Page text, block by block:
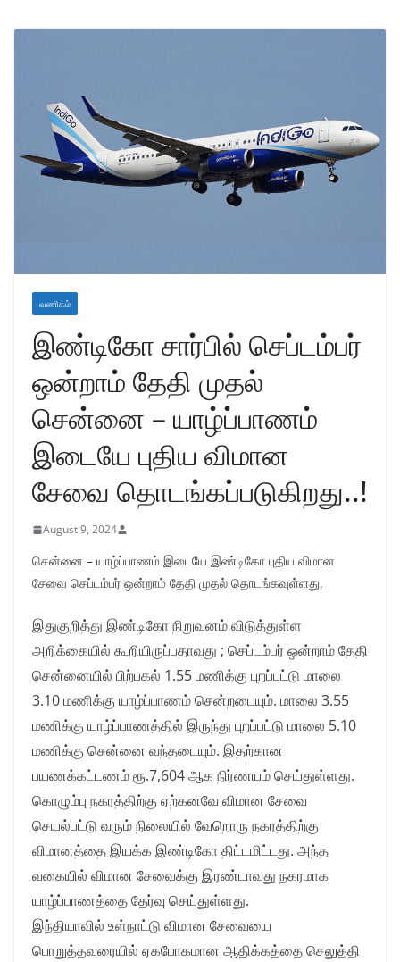
வணிகம்
இண்டிகோ சார்பில் செப்டம்பர்
ஒன்றாம் தேதி முதல்
சென்னை – யாழ்ப்பாணம்
இடையே புதிய விமான
சேவை தொடங்கப்படுகிறது..!
August 9, 2024
சென்னை – யாழ்ப்பாணம் இடையே இண்டிகோ புதிய விமான
சேவை செப்டம்பர் ஒன்றாம் தேதி முதல் தொடங்கவுள்ளது.
இதுகுறித்து இண்டிகோ நிறுவனம் விடுத்துள்ள
அறிக்கையில் கூறியிருப்பதாவது ; செப்டம்பர் ஒன்றாம் தேதி
சென்னையில் பிற்பகல் 1.55 மணிக்கு புறப்பட்டு மாலை
3.10 மணிக்கு யாழ்ப்பாணம் சென்றடையும். மாலை 3.55
மணிக்கு யாழ்ப்பாணத்தில் இருந்து புறப்பட்டு மாலை 5.10
மணிக்கு சென்னை வந்தடையும். இதற்கான
பயணக்கட்டணம் ரூ.7,604 ஆக நிர்ணயம் செய்துள்ளது.
கொழும்பு நகரத்திற்கு ஏற்கனவே விமான சேவை
செயல்பட்டு வரும் நிலையில் வேறொரு நகரத்திற்கு
விமானத்தை இயக்க இண்டிகோ திட்டமிட்டது. அந்த
வகையில் விமான சேவைக்கு இரண்டாவது நகரமாக
யாழ்ப்பாணத்தை தேர்வு செய்துள்ளது.
இந்தியாவில் உள்நாட்டு விமான சேவையை
பொறுத்தவரையில் ஏகபோகமான ஆதிக்கத்தை செலுத்தி